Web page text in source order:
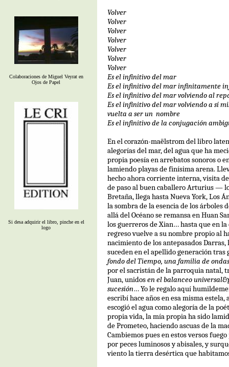
Colaboraciones de Miguel Veyrat en
Ojos de Papel
Si desa adquirir el libro, pinche en el
logo
Volver
Volver
Volver
Volver
Volver
Volver
Volver
Es el infinitivo del mar
Es el infinitivo del mar infinitamente
Es el infinitivo del mar volviendo al
Es el infinitivo del mar volviendo a sí
vuelta a ser un nombre
Es el infinitivo de la conjugación
En el corazón-maëlstrom del libro
alegorías del mar, del agua que ha
propia poesía en arrebatos sonoros o
lamiendo playas de finísima arena.
hecho ahora corriente interna, visita
de paso al buen caballero Arturius —
Bretaña, llega hasta Nueva York, Los
la sombra de la esencia de los árboles
allá del Océano se remansa en Huan
los guerreros de Xian… hasta que en
regreso vuelve a su nombre propio al
nacimiento de los antepasados Darras,
suceden en el apellido generación tras
fondo del Tiempo, una familia de ondas
por el sacristán de la parroquia natal,
Juan, unidosen el balanceo
sucesión… Yo le regalo aquí
escribí hace años en esa misma estela,
escogió el agua como alegoría de la
propia vida, la mía propia ha sido
de Prometeo, haciendo ascuas de la
Cambiemos pues en estos versos
por peces luminosos y abisales, y
viento la tierra desértica que